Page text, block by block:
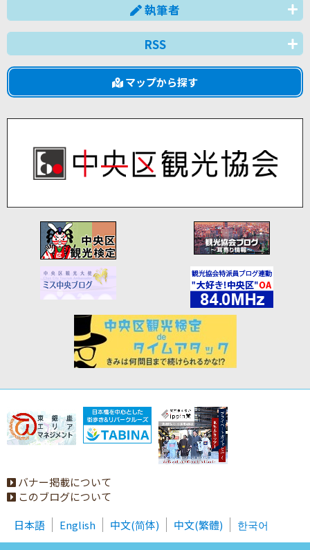
執筆者
RSS
マップから探す
バナー掲載について
このブログについて
日本語
English 中文(简体) 中文(繁體)
한국어